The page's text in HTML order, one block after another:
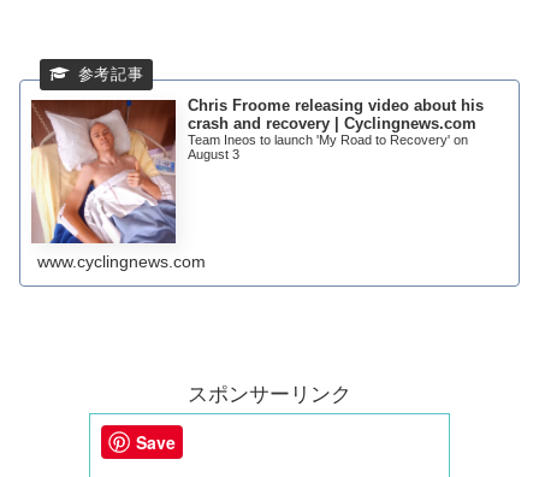
Chris Froome releasing video about his
crash and recovery | Cyclingnews.com
Team Ineos to launch 'My Road to Recovery' on
August 3
www.cyclingnews.com
スポンサーリンク
Save